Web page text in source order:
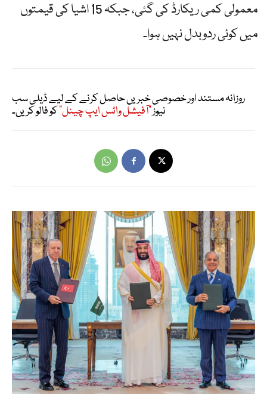
معمولی کمی ریکارڈ کی گئی، جبکہ 15 اشیا کی قیمتوں
میں کوئی ردوبدل نہیں ہوا۔
روزانہ مستند اور خصوصی خبریں حاصل کرنے کے لیے ڈیلی سب
نیوز"آفیشل واٹس ایپ چینل"کو فالو کریں۔